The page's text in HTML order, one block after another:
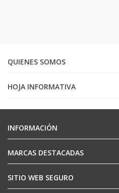
QUIENES SOMOS
HOJA INFORMATIVA
INFORMACIÓN
MARCAS DESTACADAS
SITIO WEB SEGURO